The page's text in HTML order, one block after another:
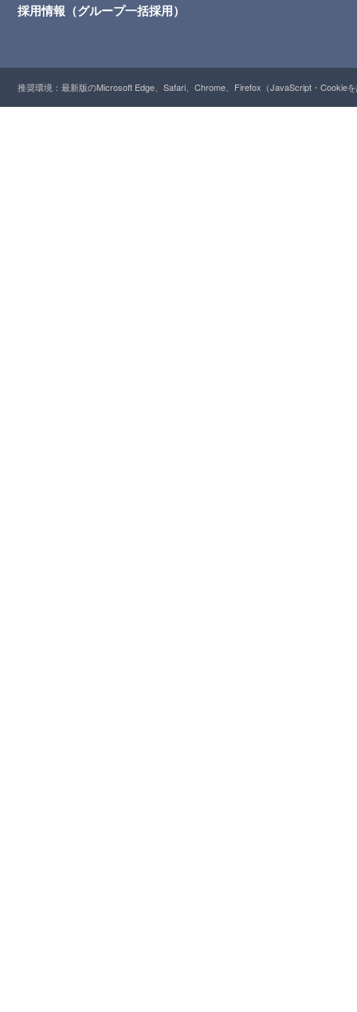
採用情報（グループ一括採用）
推奨環境：最新版のMicrosoft Edge、Safari、Chrome、Firefox（JavaScript・Cookie